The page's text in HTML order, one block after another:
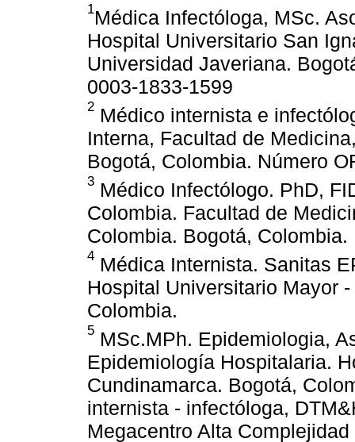
1Médica Infectóloga, MSc.
Hospital Universitario San
Universidad Javeriana.
0003-1833-1599
2 Médico internista e
Interna, Facultad de
Bogotá, Colombia. Número
3 Médico Infectólogo. PhD,
Colombia. Facultad de
Colombia. Bogotá, Colombia.
4 Médica Internista. Sanitas
Hospital Universitario Mayor
Colombia.
5 MSc.MPh. Epidemiologia,
Epidemiología Hospitalaria.
Cundinamarca. Bogotá,
internista - infectóloga,
Megacentro Alta